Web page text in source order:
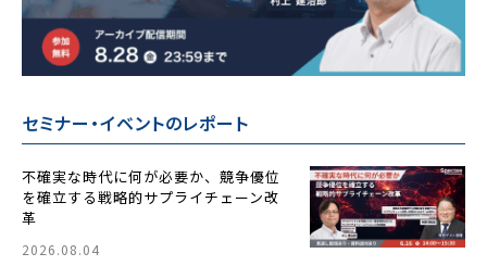
セミナー・イベントのレポート
不確実な時代に何が必要か、競争優位
を確立する戦略的サプライチェーン改
革
2026.08.04